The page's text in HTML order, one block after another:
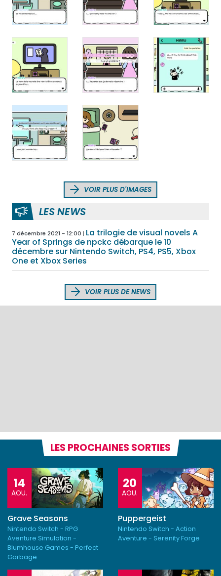
VOIR PLUS D'IMAGES
LES NEWS
7 décembre 2021 - 12:00
La trilogie de visual novels A
Year of Springs de npckc débarque le 10
décembre sur Nintendo Switch, PS4, PS5, Xbox
One et Xbox Series
VOIR PLUS DE NEWS
LES PROCHAINES SORTIES
14
AOU.
Grave Seasons
Nintendo Switch - RPG
Aventure Simulation -
Blumhouse Games - Perfect
Garbage
20
AOU.
Puppergeist
Nintendo Switch - Action
Aventure - Serenity Forge